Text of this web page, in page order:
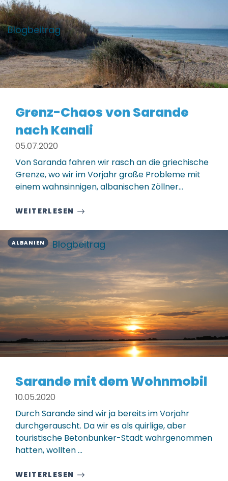
Blogbeitrag
Grenz-Chaos von Sarande
nach Kanali
05.07.2020
Von Saranda fahren wir rasch an die griechische
Grenze, wo wir im Vorjahr große Probleme mit
einem wahnsinnigen, albanischen Zöllner…
WEITERLESEN
ALBANIEN Blogbeitrag
Sarande mit dem Wohnmobil
10.05.2020
Durch Sarande sind wir ja bereits im Vorjahr
durchgerauscht. Da wir es als quirlige, aber
touristische Betonbunker-Stadt wahrgenommen
hatten, wollten ...
WEITERLESEN